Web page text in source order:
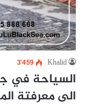
Khalid 3٬459
السياحة في
الى معرفتة